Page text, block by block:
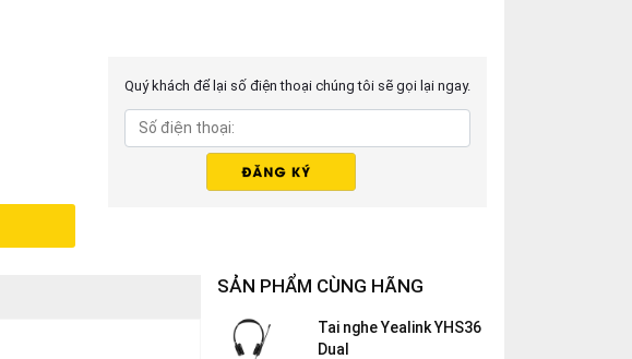
Quý khách để lại số điện thoại chúng tôi sẽ gọi lại ngay.
SẢN PHẨM CÙNG HÃNG
Tai nghe Yealink YHS36
Dual